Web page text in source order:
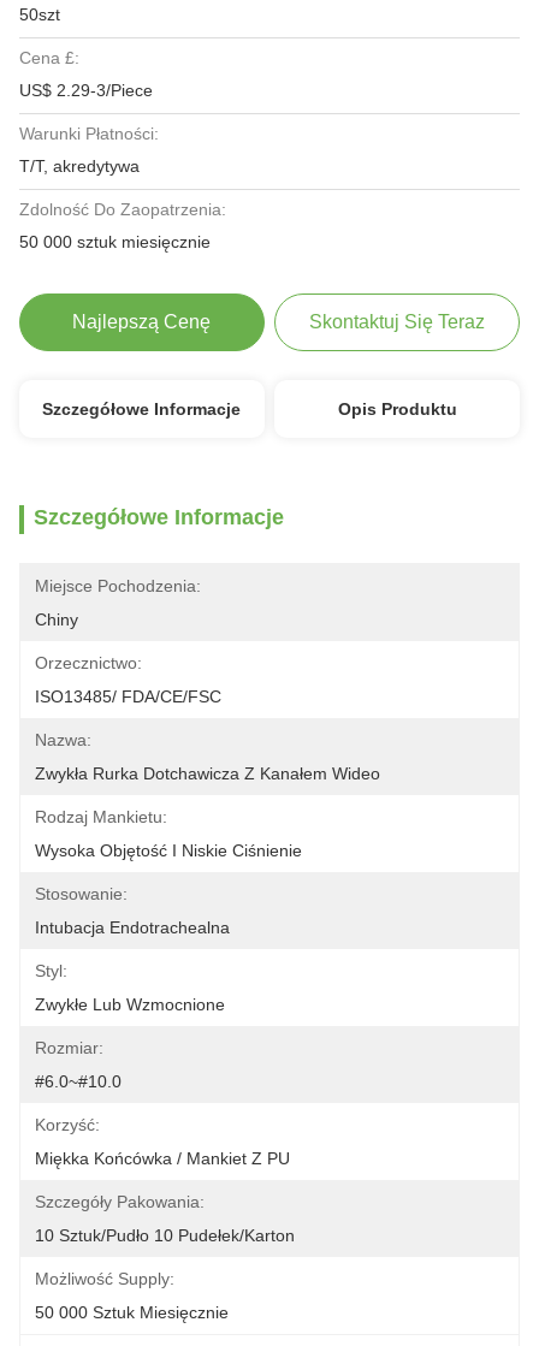
50szt
Cena £:
US$ 2.29-3/Piece
Warunki Płatności:
T/T, akredytywa
Zdolność Do Zaopatrzenia:
50 000 sztuk miesięcznie
Najlepszą Cenę Skontaktuj Się Teraz
Szczegółowe Informacje Opis Produktu
Szczegółowe Informacje
Miejsce Pochodzenia:
Chiny
Orzecznictwo:
ISO13485/ FDA/CE/FSC
Nazwa:
Zwykła Rurka Dotchawicza Z Kanałem Wideo
Rodzaj Mankietu:
Wysoka Objętość I Niskie Ciśnienie
Stosowanie:
Intubacja Endotrachealna
Styl:
Zwykłe Lub Wzmocnione
Rozmiar:
#6.0~#10.0
Korzyść:
Miękka Końcówka / Mankiet Z PU
Szczegóły Pakowania:
10 Sztuk/pudło 10 Pudełek/karton
Możliwość Supply:
50 000 Sztuk Miesięcznie